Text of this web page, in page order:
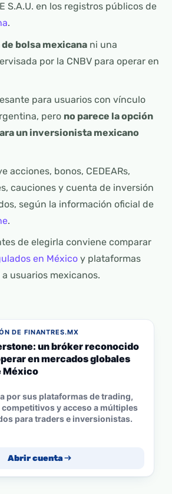
S.A.U. en los registros públicos de
.
de bolsa mexicanani una
por la CNBV para operar en
para usuarios con vínculo
pero no parece la opción
un inversionista mexicano
acciones, bonos, CEDEARs,
cauciones y cuenta de inversión
según la información oficial de
.
de elegirla conviene comparar
en Méxicoy plataformas
usuarios mexicanos.
DE FINANTRES.MX
un bróker reconocido
en mercados globales
México
por sus plataformas de trading,
y acceso a múltiples
para traders e inversionistas.
Abrir cuenta